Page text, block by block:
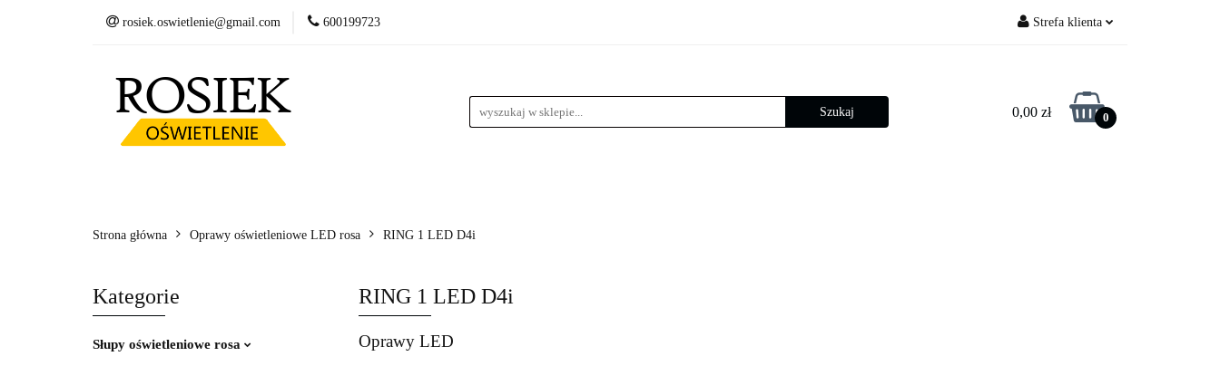
rosiek.oswietlenie@gmail.com 600199723 Strefa klienta
Zarejestruj się
Dodaj zgłoszenie
0,00 zł 0
Kosze zbrojeniowe
Słupy Oprawy LED
Złącza słupowe Kosze zbrojeniowe
Strona główna Oprawy oświetleniowe LED rosa RING 1 LED D4i
Kategorie
Słupy oświetleniowe rosa
RING 1 LED D4i
Oprawy LED